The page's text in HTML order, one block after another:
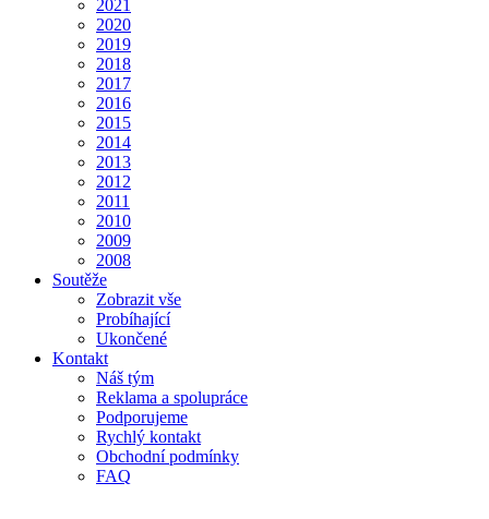
2021
2020
2019
2018
2017
2016
2015
2014
2013
2012
2011
2010
2009
2008
Soutěže
Zobrazit vše
Probíhající
Ukončené
Kontakt
Náš tým
Reklama a spolupráce
Podporujeme
Rychlý kontakt
Obchodní podmínky
FAQ